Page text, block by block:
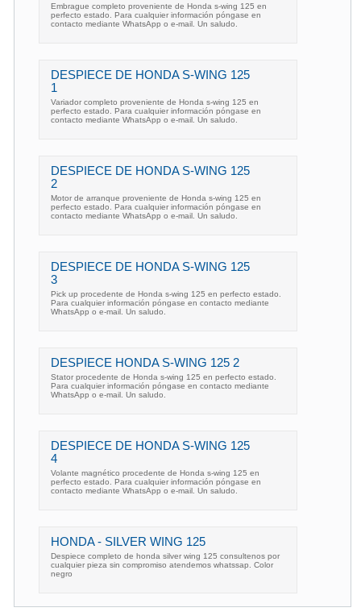
Embrague completo proveniente de Honda s-wing 125 en
perfecto estado. Para cualquier información póngase en
contacto mediante WhatsApp o e-mail. Un saludo.
DESPIECE DE HONDA S-WING 125
1
Variador completo proveniente de Honda s-wing 125 en
perfecto estado. Para cualquier información póngase en
contacto mediante WhatsApp o e-mail. Un saludo.
DESPIECE DE HONDA S-WING 125
2
Motor de arranque proveniente de Honda s-wing 125 en
perfecto estado. Para cualquier información póngase en
contacto mediante WhatsApp o e-mail. Un saludo.
DESPIECE DE HONDA S-WING 125
3
Pick up procedente de Honda s-wing 125 en perfecto estado.
Para cualquier información póngase en contacto mediante
WhatsApp o e-mail. Un saludo.
DESPIECE HONDA S-WING 125 2
Stator procedente de Honda s-wing 125 en perfecto estado.
Para cualquier información póngase en contacto mediante
WhatsApp o e-mail. Un saludo.
DESPIECE DE HONDA S-WING 125
4
Volante magnético procedente de Honda s-wing 125 en
perfecto estado. Para cualquier información póngase en
contacto mediante WhatsApp o e-mail. Un saludo.
HONDA - SILVER WING 125
Despiece completo de honda silver wing 125 consultenos por
cualquier pieza sin compromiso atendemos whatssap. Color
negro